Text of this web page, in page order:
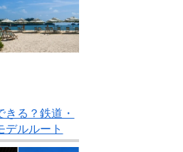
る？鉄道・
デルルート